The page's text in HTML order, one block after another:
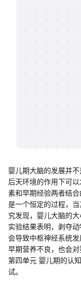
支持
婴儿期大脑的发展并
后天环境的作用下可
素和早期经验两者结
是一个恒定的过程，
究发现，婴儿大脑的
实验结果表明，剥夺
会导致中枢神经系统发
早期营养不良，也会
第四单元 婴儿期的认
试。